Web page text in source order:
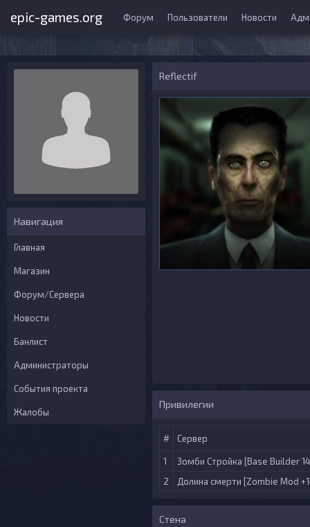
epic-games.org Форум Пользователи Новости
Навигация
Главная
Магазин
Форум/Сервера
Новости
Банлист
Администраторы
События проекта
Жалобы
Reflectif
Привилегии
# Сервер
1
Зомби Стройка [Base Builder
2
Долина смерти [Zombie Mod
Стена